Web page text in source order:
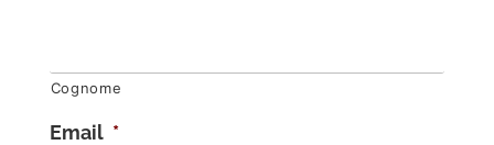
Cognome
Email *